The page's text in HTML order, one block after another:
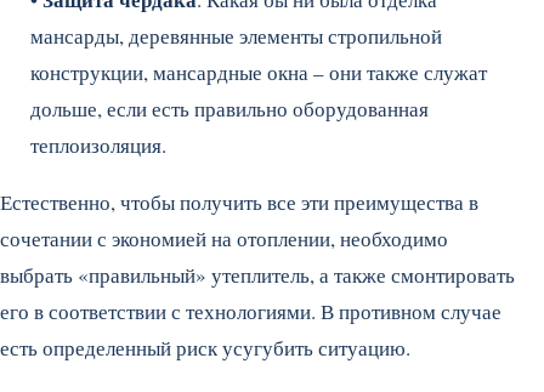
мансарды, деревянные элементы стропильной
конструкции, мансардные окна – они также служат
дольше, если есть правильно оборудованная
теплоизоляция.
Естественно, чтобы получить все эти преимущества в
сочетании с экономией на отоплении, необходимо
выбрать «правильный» утеплитель, а также смонтировать
его в соответствии с технологиями. В противном случае
есть определенный риск усугубить ситуацию.